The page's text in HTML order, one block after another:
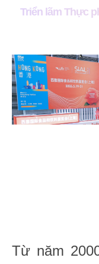
Triển lãm Thực
Từ năm